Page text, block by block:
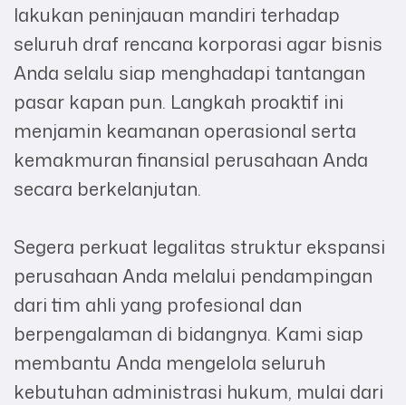
lakukan peninjauan mandiri terhadap
seluruh draf rencana korporasi agar bisnis
Anda selalu siap menghadapi tantangan
pasar kapan pun. Langkah proaktif ini
menjamin keamanan operasional serta
kemakmuran finansial perusahaan Anda
secara berkelanjutan.
Segera perkuat legalitas struktur ekspansi
perusahaan Anda melalui pendampingan
dari tim ahli yang profesional dan
berpengalaman di bidangnya. Kami siap
membantu Anda mengelola seluruh
kebutuhan administrasi hukum, mulai dari